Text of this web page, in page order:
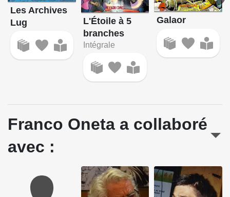
Les Archives
Lug
L'Étoile à 5
branches
Intégrale
Galaor
Franco Oneta a collaboré
avec :